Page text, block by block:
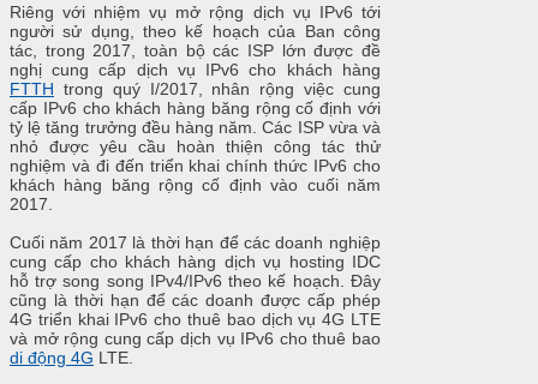
Riêng với nhiệm vụ mở rộng dịch vụ IPv6 tới
người sử dụng, theo kế hoạch của Ban công
tác, trong 2017, toàn bộ các ISP lớn được đề
nghị cung cấp dịch vụ IPv6 cho khách hàng
FTTH trong quý I/2017, nhân rộng việc cung
cấp IPv6 cho khách hàng băng rộng cố định với
tỷ lệ tăng trưởng đều hàng năm. Các ISP vừa và
nhỏ được yêu cầu hoàn thiện công tác thử
nghiệm và đi đến triển khai chính thức IPv6 cho
khách hàng băng rộng cố định vào cuối năm
2017.
Cuối năm 2017 là thời hạn để các doanh nghiệp
cung cấp cho khách hàng dịch vụ hosting IDC
hỗ trợ song song IPv4/IPv6 theo kế hoạch. Đây
cũng là thời hạn để các doanh được cấp phép
4G triển khai IPv6 cho thuê bao dịch vụ 4G LTE
và mở rộng cung cấp dịch vụ IPv6 cho thuê bao
di động 4G LTE.